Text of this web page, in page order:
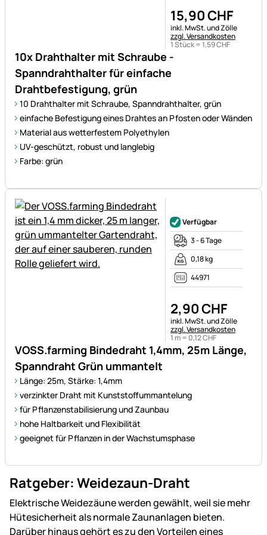
10x Drahthalter mit Schraube -
Spanndrahthalter für einfache
Drahtbefestigung, grün
10 Drahthalter mit Schraube, Spanndrahthalter, grün
einfache Befestigung eines Drahtes an Pfosten oder Wänden
Material aus wetterfestem Polyethylen
UV-geschützt, robust und langlebig
Farbe: grün
15,90CHF
Steuerhinweis:
inkl. MwSt. und Zölle
zzgl. Versandkosten
1 Stück =1,59CHF
VOSS.farming Bindedraht 1,4mm, 25m Länge,
Spanndraht Grün ummantelt
Länge: 25m, Stärke: 1,4mm
verzinkter Draht mit Kunststoffummantelung
für Pflanzenstabilisierung und Zaunbau
hohe Haltbarkeit und Flexibilität
geeignet für Pflanzen in der Wachstumsphase
Verfügbar
3 - 6 Tage
0,18 kg
44971
2,90CHF
Steuerhinweis:
inkl. MwSt. und Zölle
zzgl. Versandkosten
1 m = 0,12CHF
Ratgeber: Weidezaun-Draht
Elektrische Weidezäune werden gewählt, weil sie mehr
Hütesicherheit als normale Zaunanlagen bieten.
Darüber hinaus gehört es zu den Vorteilen eines